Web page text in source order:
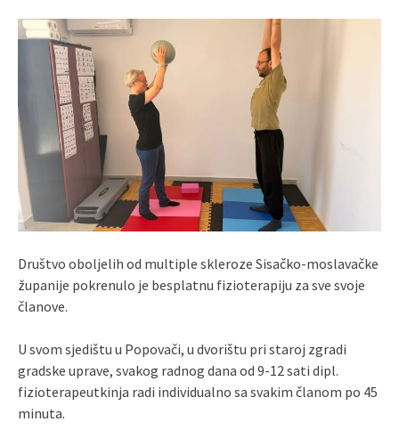
Društvo oboljelih od multiple skleroze Sisačko-moslavačke
županije pokrenulo je besplatnu fizioterapiju za sve svoje
članove.
U svom sjedištu u Popovači, u dvorištu pri staroj zgradi
gradske uprave, svakog radnog dana od 9-12 sati dipl.
fizioterapeutkinja radi individualno sa svakim članom po 45
minuta.